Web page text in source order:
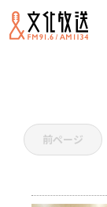
前ページ